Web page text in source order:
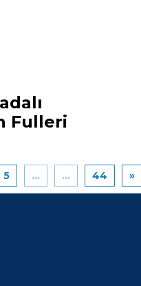
Fulleri
5 ... ... 44 »